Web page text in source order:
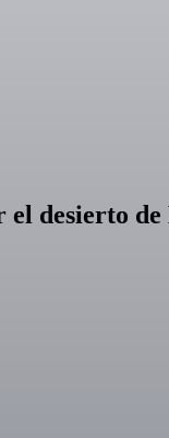
el desierto